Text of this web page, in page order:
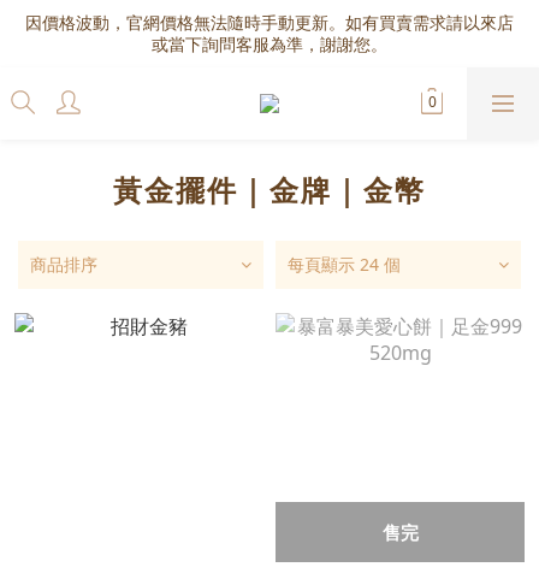
因價格波動，官網價格無法隨時手動更新。如有買賣需求請以來店
或當下詢問客服為準，謝謝您。
黃金擺件｜金牌｜金幣
商品排序 每頁顯示 24 個
售完